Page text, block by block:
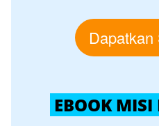
EBOOK MISI